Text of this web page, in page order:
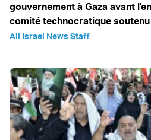
gouvernement à Gaza avant
comité technocratique
All Israel News Staff